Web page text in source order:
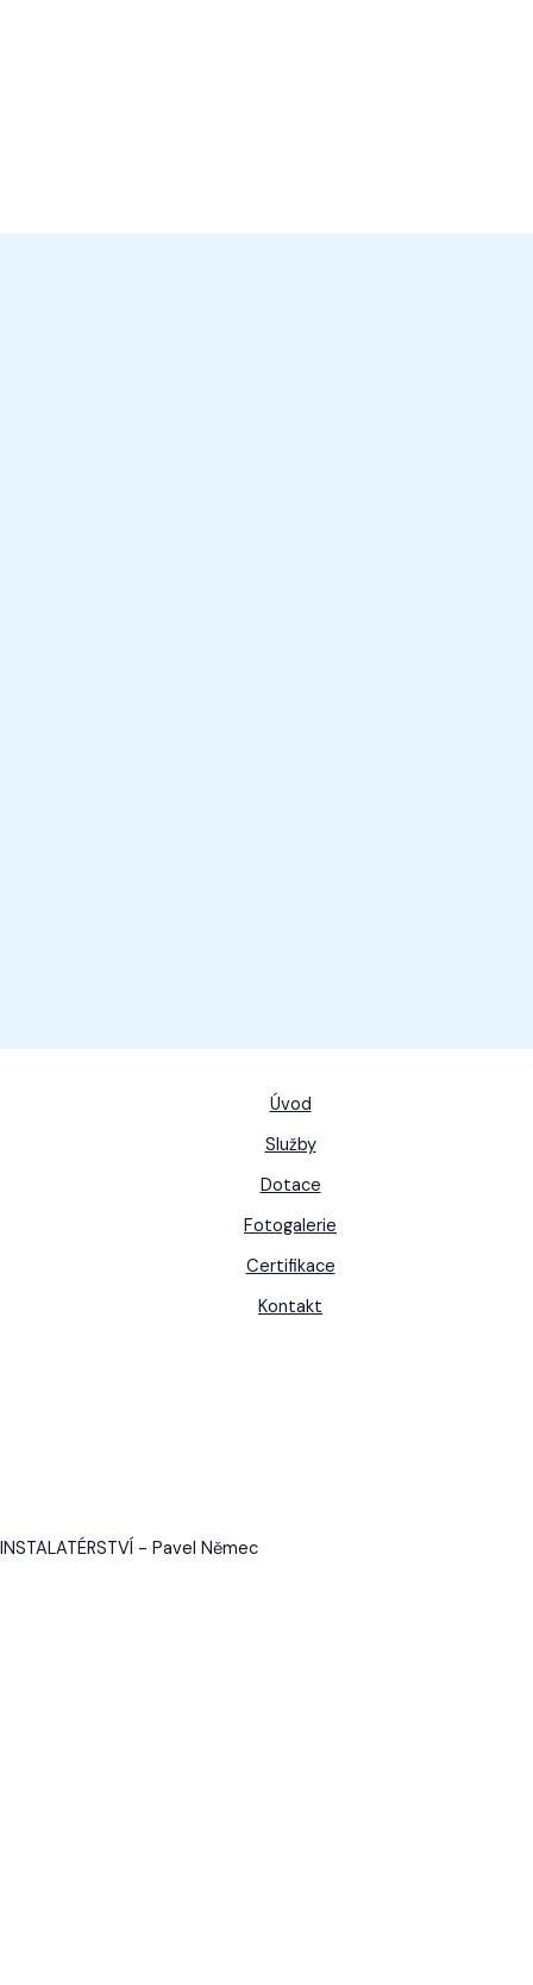
Úvod
Služby
Dotace
Fotogalerie
Certifikace
Kontakt
INSTALATÉRSTVÍ - Pavel Němec